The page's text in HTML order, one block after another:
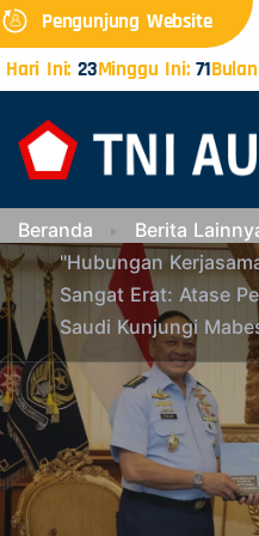
Pengunjung Website
Hari Ini: 23Minggu Ini:71
Beranda
Berita
"Hubungan
Sangat Erat: Atase
Saudi Kunjungi